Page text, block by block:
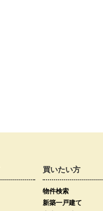
買いたい方
物件検索
新築一戸建て